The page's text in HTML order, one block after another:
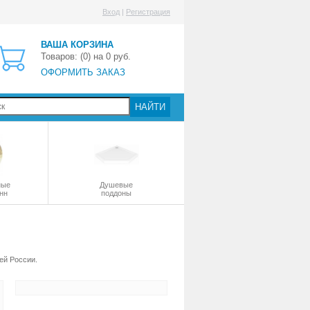
Вход | Регистрация
ВАША КОРЗИНА
Товаров: (0) на 0 руб.
ОФОРМИТЬ ЗАКАЗ
НАЙТИ
Душевые
поддоны
России.